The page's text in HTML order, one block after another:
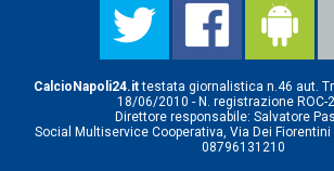
CalcioNapoli24.ittestata giornalistica n.46 aut.
18/06/2010 - N. registrazione ROC-
Direttore responsabile: Salvatore
Social Multiservice Cooperativa, Via Dei Fiorentini
08796131210